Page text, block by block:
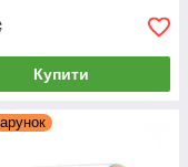
Купити